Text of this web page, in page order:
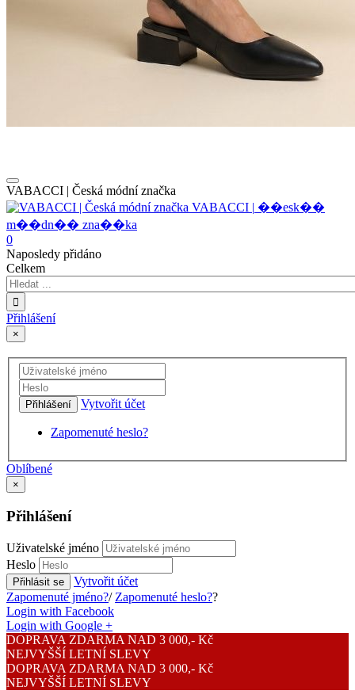
VABACCI | Česká módní značka
VABACCI | ��esk��
m��dn�� zna��ka
0
Naposledy přidáno
Celkem
Přihlášení
×
Přihlášení Vytvořit účet
Zapomenuté heslo?
Oblíbené
×
Přihlášení
Uživatelské jméno
Heslo
Přihlásit se
Vytvořit účet
Zapomenuté jméno?/ Zapomenuté heslo??
Login with Facebook
Login with Google +
DOPRAVA ZDARMA NAD 3 000,- Kč
NEJVYŠŠÍ LETNÍ SLEVY
DOPRAVA ZDARMA NAD 3 000,- Kč
NEJVYŠŠÍ LETNÍ SLEVY